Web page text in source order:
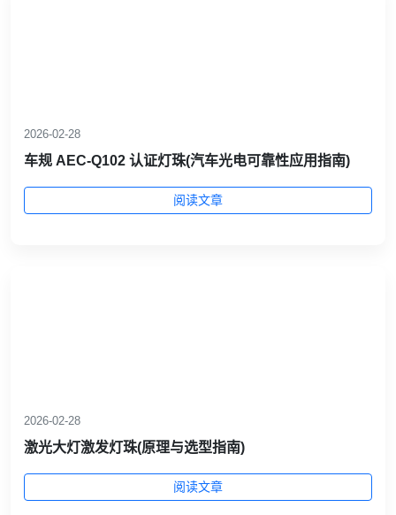
2026-02-28
车规 AEC‑Q102 认证灯珠(汽车光电可靠性应用指南)
阅读文章
2026-02-28
激光大灯激发灯珠(原理与选型指南)
阅读文章